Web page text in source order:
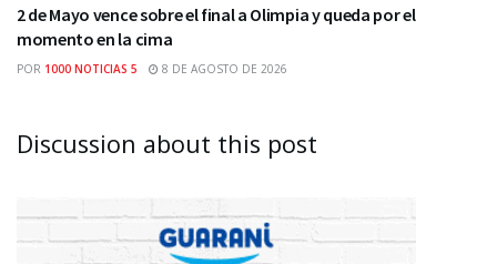
2 de Mayo vence sobre el final a Olimpia y queda por el
momento en la cima
POR 1000 NOTICIAS 5 8 DE AGOSTO DE 2026
Discussion about this post